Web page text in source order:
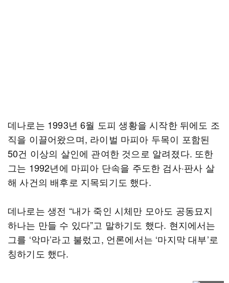
데나로는 1993년 6월 도피 생황을 시작한 뒤에도 조
직을 이끌어왔으며, 라이벌 마피아 두목이 포함된
50건 이상의 살인에 관여한 것으로 알려졌다. 또한
그는 1992년에 마피아 단속을 주도한 검사·판사 살
해 사건의 배후로 지목되기도 했다.
데나로는 생전 “내가 죽인 시체만 모아도 공동묘지
하나는 만들 수 있다”고 말하기도 했다. 현지에서는
그를 ‘악마’라고 불렀고, 언론에서는 ‘마지막 대부’로
칭하기도 했다.